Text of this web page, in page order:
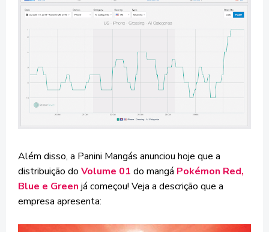
Além disso, a Panini Mangás anunciou hoje que a
distribuição do Volume 01 do mangá Pokémon Red,
Blue e Green já começou! Veja a descrição que a
empresa apresenta: